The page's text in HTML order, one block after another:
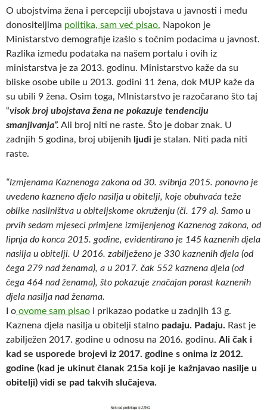
O ubojstvima žena i percepciji ubojstava u javnosti i među
donositeljima politika, sam već pisao. Napokon je
Ministarstvo demografije izašlo s točnim podacima u javnost.
Razlika između podataka na našem portalu i ovih iz
ministarstva je za 2013. godinu. Ministarstvo kaže da su
bliske osobe ubile u 2013. godini 11 žena, dok MUP kaže da
su ubili 9 žena. Osim toga, MInistarstvo je razočarano što taj
“visok broj ubojstava žena ne pokazuje tendenciju
smanjivanja”. Ali broj niti ne raste. Što je dobar znak. U
zadnjih 5 godina, broj ubijenih ljudi je stalan. Niti pada niti
raste.
“Izmjenama Kaznenoga zakona od 30. svibnja 2015. ponovno je
uvedeno kazneno djelo nasilja u obitelji, koje obuhvaća teže
oblike nasilništva u obiteljskome okruženju (čl. 179 a). Samo u
prvih sedam mjeseci primjene izmijenjenog Kaznenog zakona, od
lipnja do konca 2015. godine, evidentirano je 145 kaznenih djela
nasilja u obitelji. U 2016. zabilježeno je 330 kaznenih djela (od
čega 279 nad ženama), a u 2017. čak 552 kaznena djela (od
čega 464 nad ženama), što pokazuje značajan porast kaznenih
djela nasilja nad ženama.
I o ovome sam pisao i prikazao podatke u zadnjih 13 g.
Kaznena djela nasilja u obitelji stalno padaju. Padaju. Rast je
zabilježen 2017. godine u odnosu na 2016. godinu. Ali čak i
kad se usporede brojevi iz 2017. godine s onima iz 2012.
godine (kad je ukinut članak 215a koji je kažnjavao nasilje u
obitelji) vidi se pad takvih slučajeva.